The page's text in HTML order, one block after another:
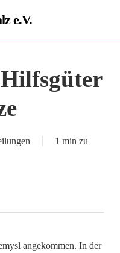
e.V.
1 min zu
angekommen. In der